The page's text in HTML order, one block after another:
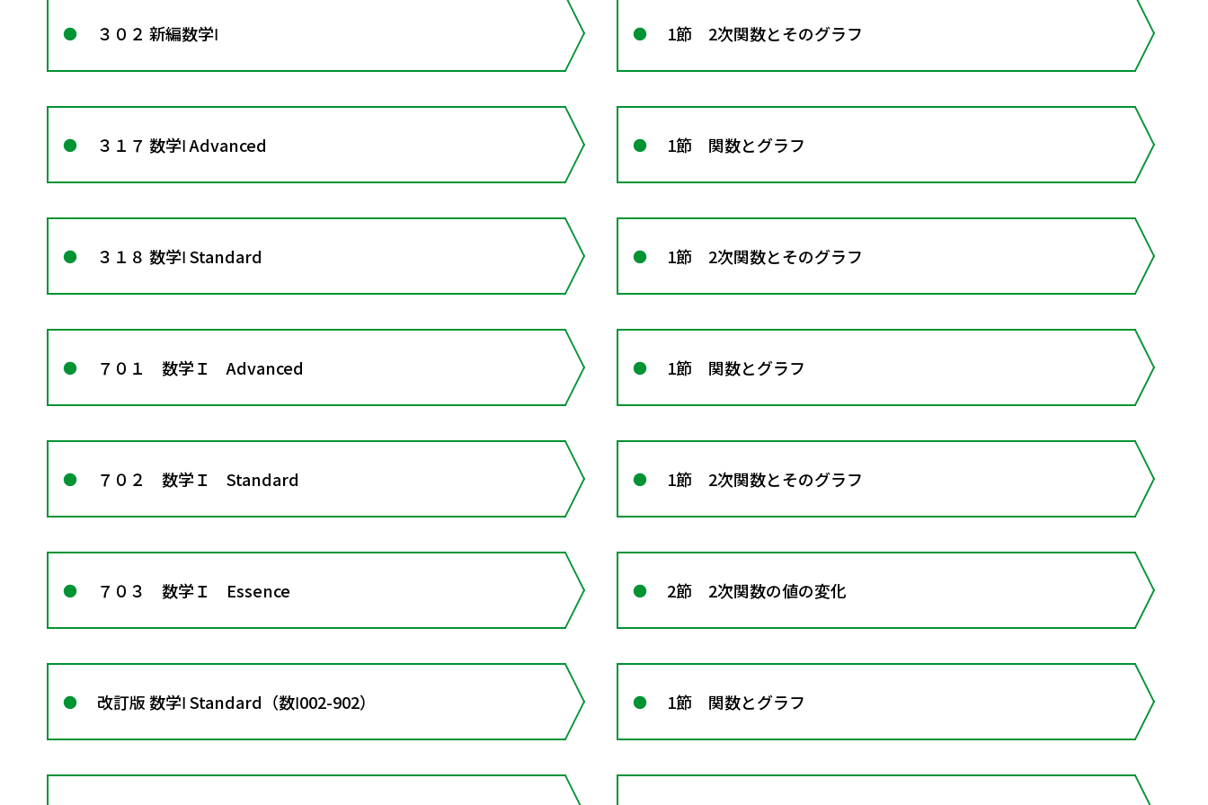
３０２ 新編数学Ⅰ 1節 2次関数とそのグラフ
３１７ 数学Ⅰ Advanced 1節 関数とグラフ
３１８ 数学Ⅰ Standard 1節 2次関数とそのグラフ
７０１ 数学Ｉ Advanced 1節 関数とグラフ
７０２ 数学Ｉ Standard 1節 2次関数とそのグラフ
７０３ 数学Ｉ Essence 2節 2次関数の値の変化
改訂版 数学Ⅰ Standard（数Ⅰ002-902） 1節 関数とグラフ